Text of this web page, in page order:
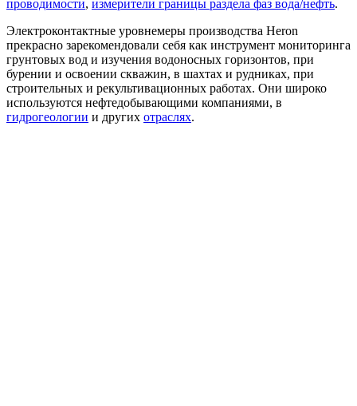
проводимости, измерители границы раздела фаз вода/нефть.
Электроконтактные уровнемеры производства Heron
прекрасно зарекомендовали себя как инструмент мониторинга
грунтовых вод и изучения водоносных горизонтов, при
бурении и освоении скважин, в шахтах и рудниках, при
строительных и рекультивационных работах. Они широко
используются нефтедобывающими компаниями, в
гидрогеологии и других отраслях.